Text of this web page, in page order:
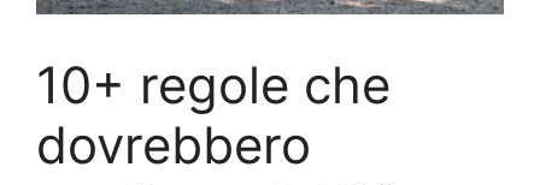
10+ regole che
dovrebbero